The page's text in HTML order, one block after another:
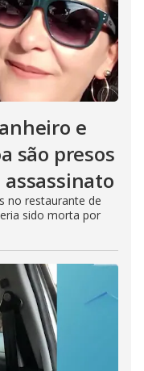
e
são presos
no restaurante de
sido morta por